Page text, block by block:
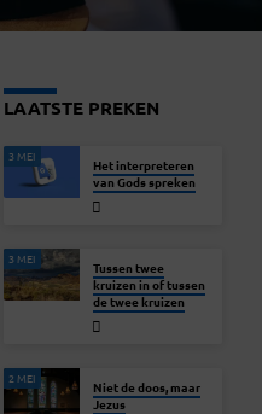
LAATSTE PREKEN
3 MEI
Het interpreteren
van Gods spreken
3 MEI
Tussen twee
kruizen in of tussen
de twee kruizen
2 MEI
Niet de doos, maar
Jezus